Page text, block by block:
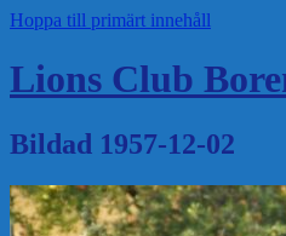
Hoppa till primärt innehåll
Lions Club
Bildad 1957-12-02